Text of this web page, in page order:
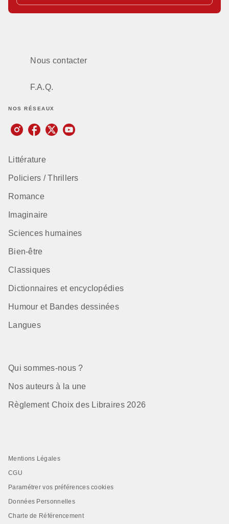
Nous contacter
F.A.Q.
NOS RÉSEAUX
Littérature
Policiers / Thrillers
Romance
Imaginaire
Sciences humaines
Bien-être
Classiques
Dictionnaires et encyclopédies
Humour et Bandes dessinées
Langues
Qui sommes-nous ?
Nos auteurs à la une
Règlement Choix des Libraires 2026
Mentions Légales
CGU
Paramétrer vos préférences cookies
Données Personnelles
Charte de Référencement